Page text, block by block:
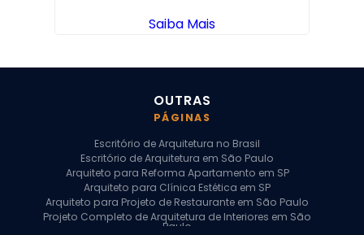
Saiba Mais
OUTRAS
PÁGINAS
Escritório de Arquitetura no Brasil
Escritório de Arquitetura em São Paulo
Arquiteto para Reforma Apartamento em SP
Arquiteto para Clínica Estética em SP
Arquiteto para Projeto de Restaurante em São Paulo
Projeto Completo de Arquitetura de Interiores em São
Paulo